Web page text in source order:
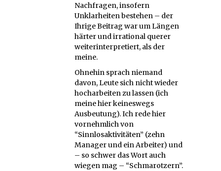
Nachfragen, insofern
Unklarheiten bestehen – der
Ihrige Beitrag war um Längen
härter und irrational querer
weiterinterpretiert, als der
meine.
Ohnehin sprach niemand
davon, Leute sich nicht wieder
hocharbeiten zu lassen (ich
meine hier keineswegs
Ausbeutung). Ich rede hier
vornehmlich von
“Sinnlosaktivitäten” (zehn
Manager und ein Arbeiter) und
– so schwer das Wort auch
wiegen mag – “Schmarotzern”.